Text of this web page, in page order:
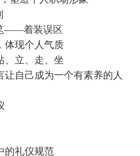
——着装误区
现个人气质
立、走、坐
自己成为一个有素养的人
的礼仪规范